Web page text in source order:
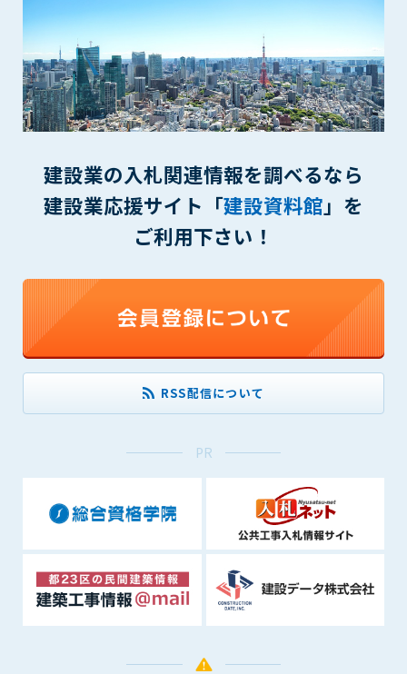
建設業の入札関連情報を調べるなら
建設業応援サイト「建設資料館」を
ご利用下さい！
RSS配信について
PR
問合せ、クレーム、請求等がなされまたは訴訟が提起された
場合、当該会員は、自らの費用と責任においてこれを解決す
るものとし、管理者を一切免責するものとします。
3. 本サービスにおいて掲載されている広告等によって行われる
取引に起因する損害及び広告等が掲載されたこと自体に起因
する損害については一切責任を負いません。
停電や天災等の不可抗力、または保守・点検・加入者の利便性
向上のための設備工事等の為に本サービスの運用を停止するこ
とがあります。運用停止については事前に建設資料館WEB上で
通知申し上げますが、緊急時はその限りではありません。
会員は、住所、電話番号、その他管理者への届出内容に変更が
あった場合には、速やかに所定の方法で変更の届出をするもの
とします。届出がなかったことで会員が不利益を被ったとして
も、管理者は一切その責任を負いません。
第13条（退会／広告掲載解除）
1. サポーター会員が本サービスへの広告掲載を解約する場合
は、契約期間終了月の10日までに書面・電話等で管理者宛に
月末をもって解約とします。
3. いかなる事由によっても、すでにお支払済の料金等の払い戻
しや、日割り計算はしないことを承諾するものとします。
第14条（契約の継続）
上記13条に規定する退会の意思表示がなき場合、次期契約を自
動延長とします。
第15条（準拠法・管轄裁判所）